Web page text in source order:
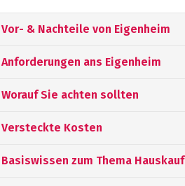
Vor- & Nachteile von Eigenheim
Anforderungen ans Eigenheim
Worauf Sie achten sollten
Versteckte Kosten
Basiswissen zum Thema Hauskauf